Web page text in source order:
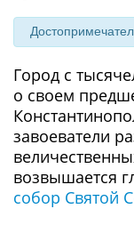
Город с
о своем
завоеватели
возвышается
собор Святой